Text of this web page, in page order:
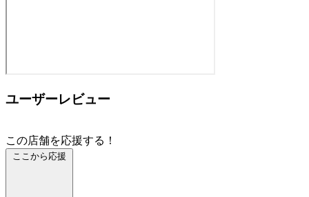
ユーザーレビュー
この店舗を応援する！
ここから応援